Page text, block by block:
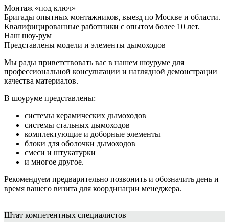
Монтаж «под ключ»
Бригады опытных монтажников, выезд по Москве и области.
Квалифицированные работники с опытом более 10 лет.
Наш шоу-рум
Представлены модели и элементы дымоходов
Мы рады приветствовать вас в нашем шоуруме для
профессиональной консультации и наглядной демонстрации
качества материалов.
В шоуруме представлены:
системы керамических дымоходов
системы стальных дымоходов
комплектующие и доборные элементы
блоки для оболочки дымоходов
смеси и штукатурки
и многое другое.
Рекомендуем предварительно позвонить и обозначить день и
время вашего визита для координации менеджера.
Штат компетентных специалистов